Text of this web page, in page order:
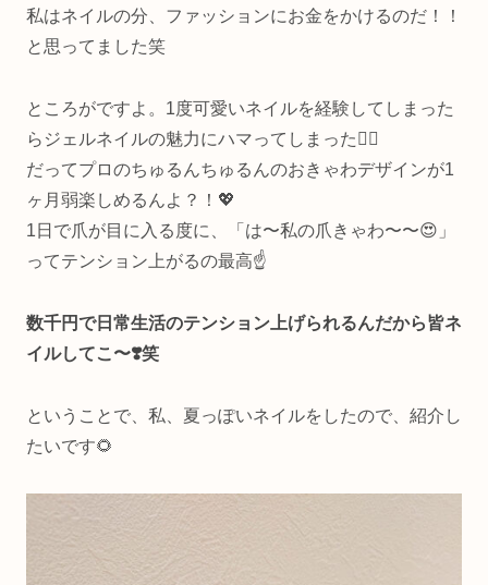
私はネイルの分、ファッションにお金をかけるのだ！！
と思ってました笑
ところがですよ。1度可愛いネイルを経験してしまった
らジェルネイルの魅力にハマってしまった🤦‍♀️
だってプロのちゅるんちゅるんのおきゃわデザインが1
ヶ月弱楽しめるんよ？！💖
1日で爪が目に入る度に、「は〜私の爪きゃわ〜〜😍」
ってテンション上がるの最高☝️
数千円で日常生活のテンション上げられるんだから皆ネ
イルしてこ〜❣️笑
ということで、私、夏っぽいネイルをしたので、紹介し
たいです🌻